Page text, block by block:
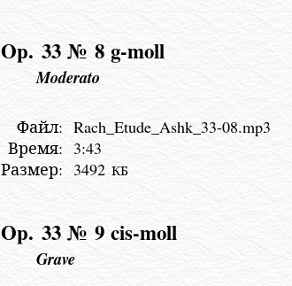
Op. 33 № 8 g-moll
Moderato
Файл: Rach_Etude_Ashk_33-08.mp3
Время: 3:43
Размер: 3492 КБ
Op. 33 № 9 cis-moll
Grave